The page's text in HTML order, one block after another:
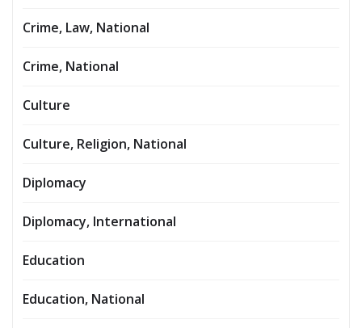
Crime, Law, National
Crime, National
Culture
Culture, Religion, National
Diplomacy
Diplomacy, International
Education
Education, National